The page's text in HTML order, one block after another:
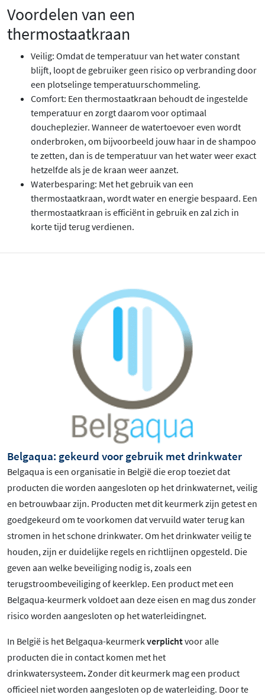
Voordelen van een
thermostaatkraan
Veilig: Omdat de temperatuur van het water constant
blijft, loopt de gebruiker geen risico op verbranding door
een plotselinge temperatuurschommeling.
Comfort: Een thermostaatkraan behoudt de ingestelde
temperatuur en zorgt daarom voor optimaal
doucheplezier. Wanneer de watertoevoer even wordt
onderbroken, om bijvoorbeeld jouw haar in de shampoo
te zetten, dan is de temperatuur van het water weer exact
hetzelfde als je de kraan weer aanzet.
Waterbesparing: Met het gebruik van een
thermostaatkraan, wordt water en energie bespaard. Een
thermostaatkraan is efficiënt in gebruik en zal zich in
korte tijd terug verdienen.
Belgaqua: gekeurd voor gebruik met drinkwater
Belgaqua is een organisatie in België die erop toeziet dat
producten die worden aangesloten op het drinkwaternet, veilig
en betrouwbaar zijn. Producten met dit keurmerk zijn getest en
goedgekeurd om te voorkomen dat vervuild water terug kan
stromen in het schone drinkwater. Om het drinkwater veilig te
houden, zijn er duidelijke regels en richtlijnen opgesteld. Die
geven aan welke beveiliging nodig is, zoals een
terugstroombeveiliging of keerklep. Een product met een
Belgaqua-keurmerk voldoet aan deze eisen en mag dus zonder
risico worden aangesloten op het waterleidingnet.
In België is het Belgaqua-keurmerkverplichtvoor alle
producten die in contact komen met het
drinkwatersysteem. Zonder dit keurmerk mag een product
officieel niet worden aangesloten op de waterleiding. Door te